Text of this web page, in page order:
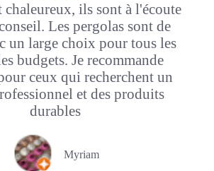
chaleureux, ils sont à l'écoute
Les pergolas sont de
un large choix pour tous les
budgets. Je recommande
ceux qui recherchent un
et des produits
durables
Myriam